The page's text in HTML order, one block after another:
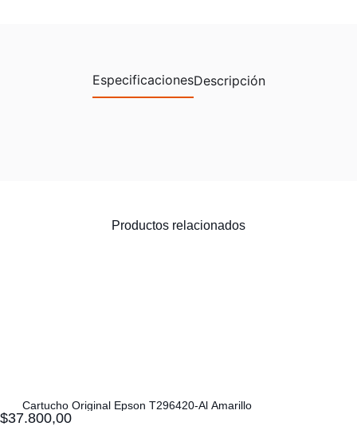
EspecificacionesDescripción
Productos relacionados
Cartucho Original Epson T296420-Al Amarillo
$37.800,00